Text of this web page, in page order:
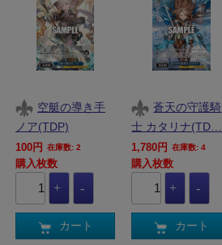
空艇の導き手
ノア(TDP)
100円 在庫数: 2
購入枚数
カート
蒼天の守護騎
士 カタリナ(TD…
1,780円 在庫数: 4
購入枚数
カート